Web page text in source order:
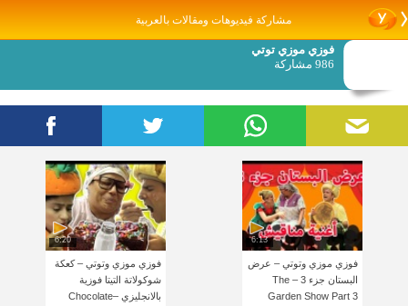
مشاركة فيديوهات ومقالات بالعربية
فوزي موزي توتي
986 مشاركة
6:13
فوزي موزي وتوتي – عرض
البستان جزء 3 – The
Garden Show Part 3
6:20
فوزي موزي وتوتي – كعكة
شوكولاتة التيتا فوزية
بالانجليزي –Chocolate